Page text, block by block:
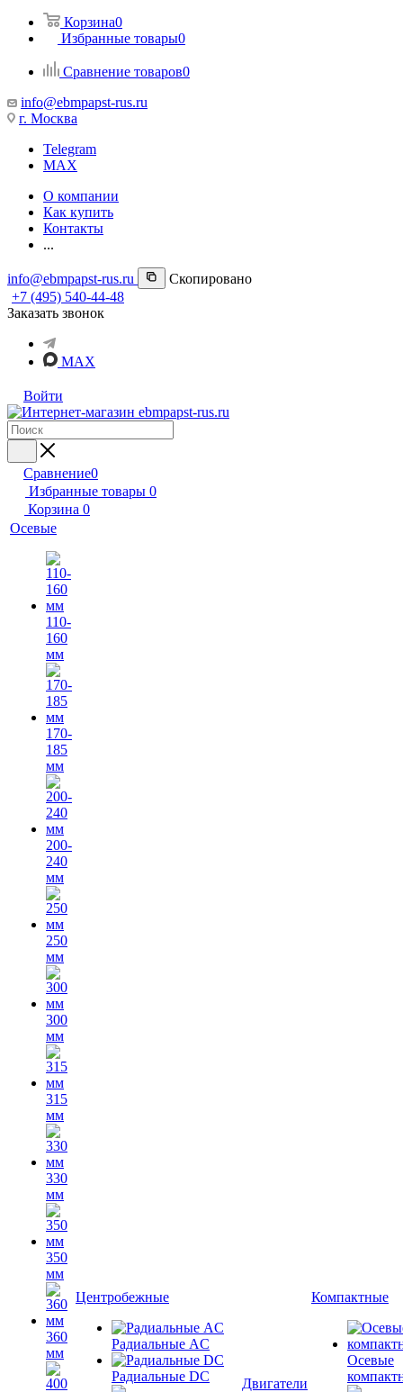
Корзина0
Избранные товары0
Сравнение товаров0
info@ebmpapst-rus.ru
г. Москва
Telegram
MAX
О компании
Как купить
Контакты
...
info@ebmpapst-rus.ru
Скопировано
+7 (495) 540-44-48
Заказать звонок
MAX
Войти
Сравнение0
Избранные товары 0
Корзина 0
Осевые
110-
160
мм
170-
185
мм
200-
240
мм
250
мм
300
мм
315
мм
330
мм
350
мм
360
мм
Центробежные
Радиальные AC
Радиальные DC Двигатели
Компактные
Осевые